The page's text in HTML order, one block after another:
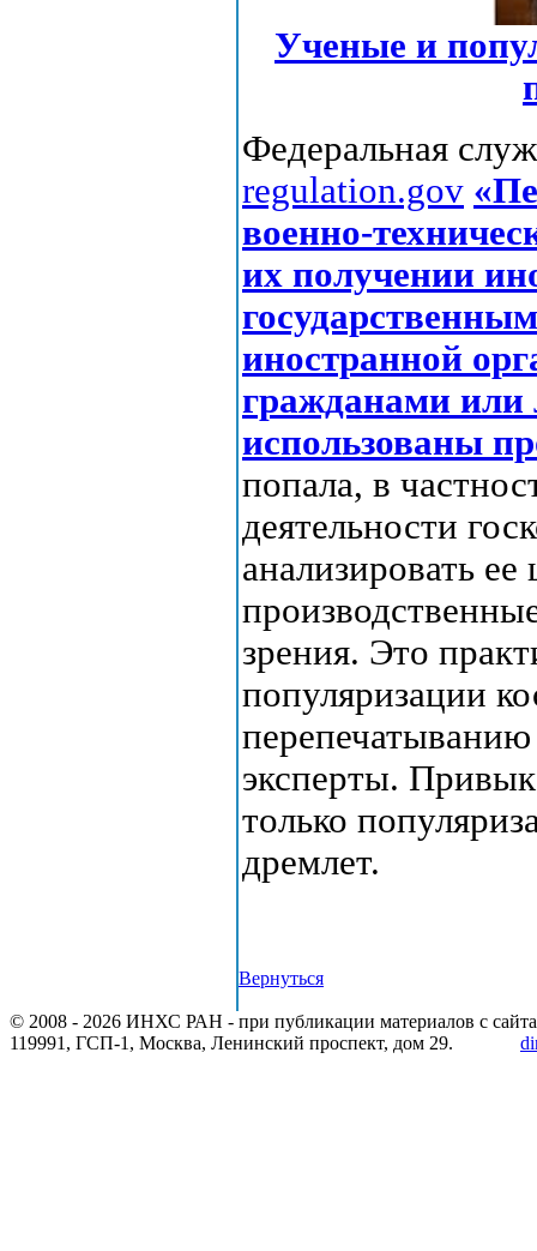
Ученые и
Федеральная
regulation.gov
военно-
их получении
иностранной
гражданами или
использованы
попала, в
деятельности
анализировать
зрения. Это
популяризации
эксперты.
только
дремлет.
Вернуться
© 2008 - 2026 ИНХС РАН - при публикации материалов с сайта
119991, ГСП-1, Москва, Ленинский проспект, дом 29.